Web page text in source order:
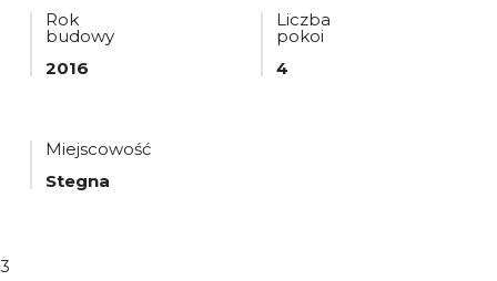
Rok
budowy
2016
Liczba
pokoi
4
Miejscowość
Stegna
3